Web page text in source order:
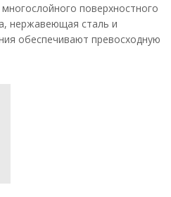
поверхностного
нержавеющая сталь и
обеспечивают превосходную